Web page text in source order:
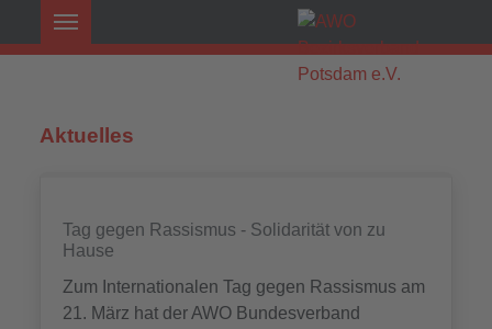
Aktuelles
Tag gegen Rassismus - Solidarität von zu
Hause
Zum Internationalen Tag gegen Rassismus am
21. März hat der AWO Bundesverband